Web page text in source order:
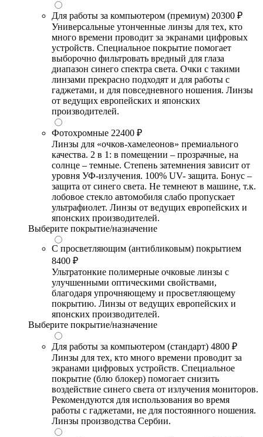
Для работы за компьютером (премиум) 20300 ₽
Универсальные утонченные линзы для тех, кто
много времени проводит за экранами цифровых
устройств. Специальное покрытие помогает
выборочно фильтровать вредный для глаза
диапазон синего спектра света. Очки с такими
линзами прекрасно подходят и для работы с
гаджетами, и для повседневного ношения. Линзы
от ведущих европейских и японских
производителей.
Фотохромные 22400 ₽
Линзы для «очков-хамелеонов» премиального
качества. 2 в 1: в помещении – прозрачные, на
солнце – темные. Степень затемнения зависит от
уровня УФ-излучения. 100% UV- защита. Бонус –
защита от синего света. Не темнеют в машине, т.к.
лобовое стекло автомобиля слабо пропускает
ультрафиолет. Линзы от ведущих европейских и
японских производителей.
Выберите покрытие/назначение
С просветляющим (антибликовым) покрытием
8400 ₽
Ультратонкие полимерные очковые линзы с
улучшенными оптическими свойствами,
благодаря упрочняющему и просветляющему
покрытию. Линзы от ведущих европейских и
японских производителей.
Выберите покрытие/назначение
Для работы за компьютером (стандарт) 4800 ₽
Линзы для тех, кто много времени проводит за
экранами цифровых устройств. Специальное
покрытие (блю блокер) помогает снизить
воздействие синего света от излучения мониторов.
Рекомендуются для использования во время
работы с гаджетами, не для постоянного ношения.
Линзы производства Сербии.